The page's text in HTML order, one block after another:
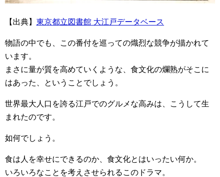
【出典】 東京都立図書館 大江戸データベース
物語の中でも、この番付を巡っての熾烈な競争が描かれて
います。
まさに量が質を高めていくような、食文化の爛熟がそこに
はあった、ということでしょう。
世界最大人口を誇る江戸でのグルメな高みは、こうして生
まれたのです。
如何でしょう。
食は人を幸せにできるのか、食文化とはいったい何か。
いろいろなことを考えさせられるこのドラマ。